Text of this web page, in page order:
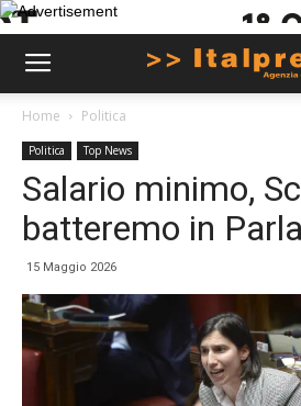
Home Politica
Politica Top News
Salario minimo,
batteremo in
15 Maggio 2026